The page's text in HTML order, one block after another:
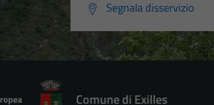
Segnala disservizio
Comune di Exilles